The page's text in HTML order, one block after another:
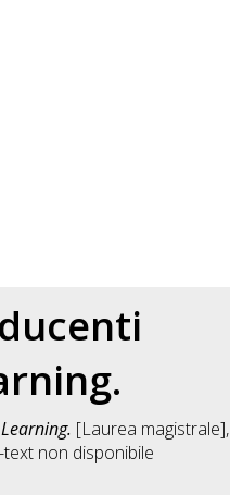
[Laurea magistrale],
non disponibile